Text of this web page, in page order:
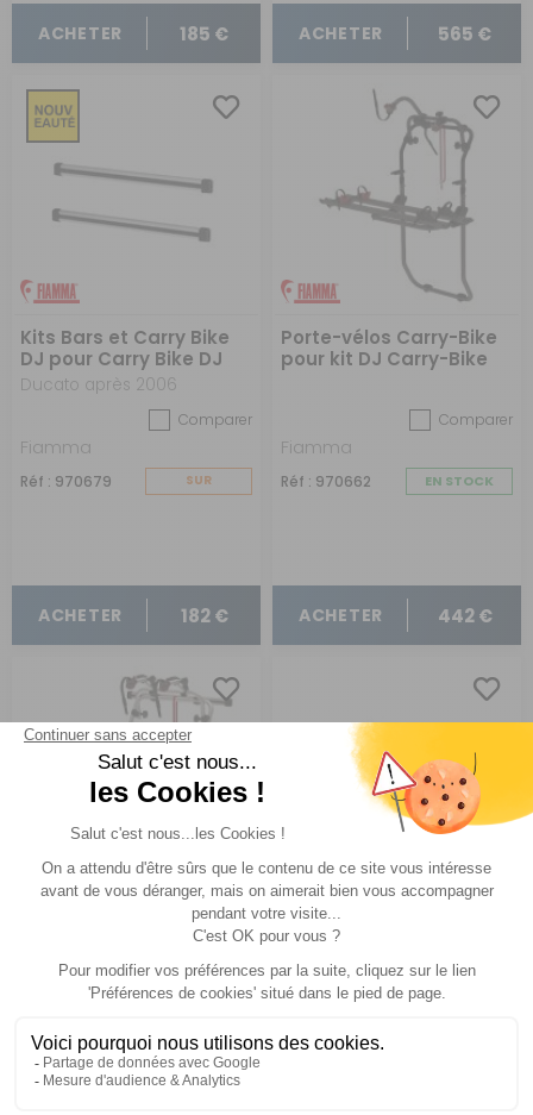
ACHETER 185 € ACHETER 565 €
Kits Bars et Carry Bike
DJ pour Carry Bike DJ
complet
Ducato après 2006
Comparer
Fiamma
Réf : 970679
SUR
ACHETER 182 €
Porte-vélos Carry-Bike
pour kit DJ Carry-Bike
Comparer
Fiamma
Réf : 970662 EN STOCK
ACHETER 442 €
Porte-vélos Carry-Bike
pour kit DJ Carry-Bike
Comparer
Réf : 970661 EN STOCK
Kits Bars et Carry Bike
DJ pour Carry Bike DJ
complet
Comparer